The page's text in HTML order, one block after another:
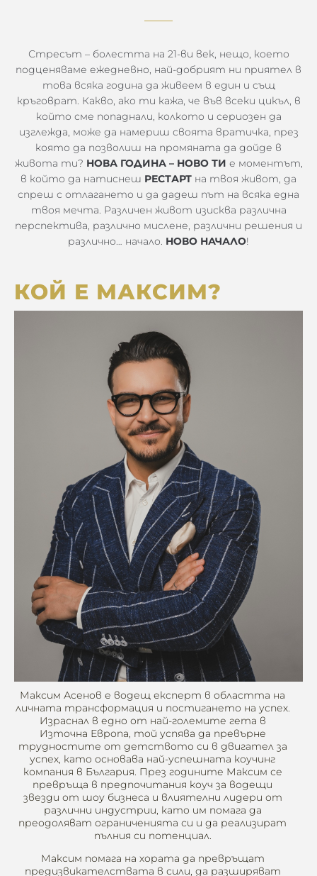
Стресът – болестта на 21-ви век, нещо, което
подценяваме ежедневно, най-добрият ни приятел в
това всяка година да живеем в един и същ
кръговрат. Какво, ако ти кажа, че във всеки цикъл, в
който сме попаднали, колкото и сериозен да
изглежда, може да намериш своята вратичка, през
която да позволиш на промяната да дойде в
живота ти? НОВА ГОДИНА – НОВО ТИ е моментът,
в който да натиснеш РЕСТАРТ на твоя живот, да
спреш с отлагането и да дадеш път на всяка една
твоя мечта. Различен живот изисква различна
перспектива, различно мислене, различни решения и
различно… начало. НОВО НАЧАЛО!
КОЙ Е МАКСИМ?​
Максим Асенов е водещ експерт в областта на
личната трансформация и постигането на успех.
Израснал в едно от най-големите гета в
Източна Европа, той успява да превърне
трудностите от детството си в двигател за
успех, като основава най-успешната коучинг
компания в България. През годините Максим се
превръща в предпочитания коуч за водещи
звезди от шоу бизнеса и влиятелни лидери от
различни индустрии, като им помага да
преодоляват ограниченията си и да реализират
пълния си потенциал.
Максим помага на хората да превръщат
предизвикателствата в сили, да разширяват